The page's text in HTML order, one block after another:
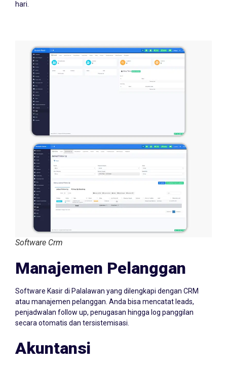
Software Crm
Manajemen Pelanggan
atau manajemen pelanggan. Anda bisa mencatat leads,
penjadwalan follow up, penugasan hingga log panggilan
secara otomatis dan tersistemisasi.
Akuntansi